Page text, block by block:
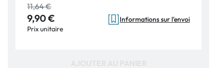
11,64 €
9,90 €
Prix unitaire
Informations sur l'envoi